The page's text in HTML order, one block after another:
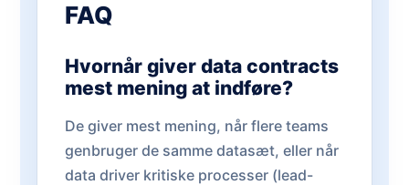
FAQ
Hvornår giver data contracts
mest mening at indføre?
De giver mest mening, når flere teams
genbruger de samme datasæt, eller når
data driver kritiske processer (lead-